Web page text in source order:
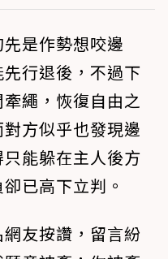
是作勢想咬邊
行退後，不過下
繩，恢復自由之
方似乎也發現邊
能躲在主人後方
已高下立判。
友按讚，留言紛